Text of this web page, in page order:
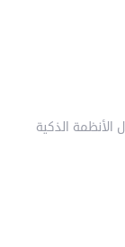
الذكية